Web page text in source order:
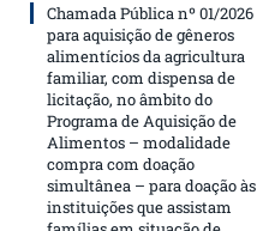
Chamada Pública nº 01/2026
para aquisição de gêneros
alimentícios da agricultura
familiar, com dispensa de
licitação, no âmbito do
Programa de Aquisição de
Alimentos – modalidade
compra com doação
simultânea – para doação às
instituições que assistam